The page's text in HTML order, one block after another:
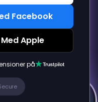
Facebook
Apple
på